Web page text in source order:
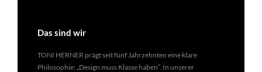
Das sind wir
TONI HERNER prägt seit fünf Jahrzehnten eine klare
Philosophie: „Design muss Klasse haben”. In unserer